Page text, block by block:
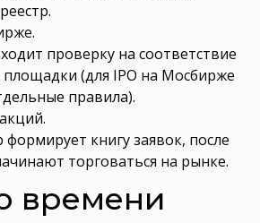
проверку на соответствие
(для IPO на Мосбирже
правила).
книгу заявок, после
торговаться на рынке.
времени